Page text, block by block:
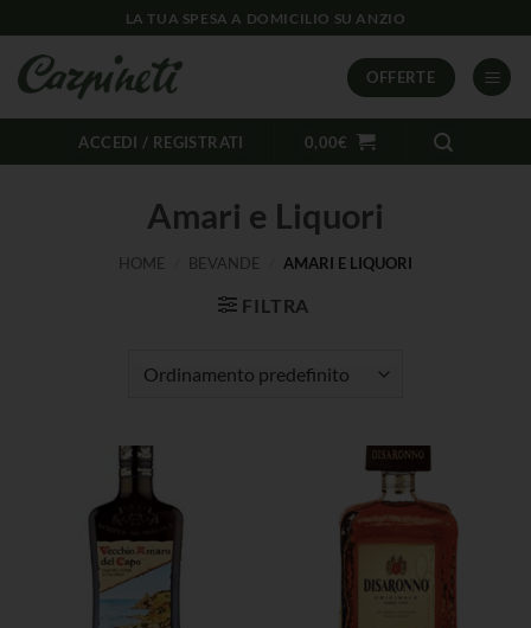
LA TUA SPESA A DOMICILIO SU ANZIO
OFFERTE
ACCEDI / REGISTRATI 0,00€
Amari e Liquori
HOME BEVANDE AMARI E LIQUORI
FILTRA